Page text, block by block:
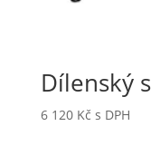
Dílenský
6 120 Kč s DPH